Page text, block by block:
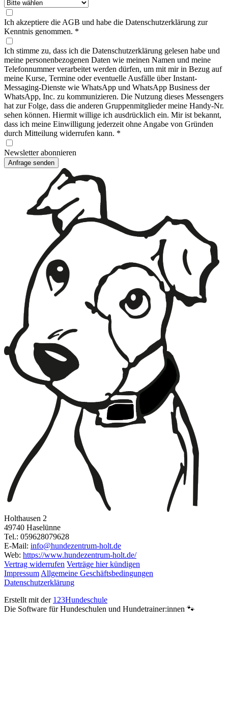
Ich akzeptiere die AGB und habe die Datenschutzerklärung zur
Kenntnis genommen. *
Ich stimme zu, dass ich die Datenschutzerklärung gelesen habe und
meine personenbezogenen Daten wie meinen Namen und meine
Telefonnummer verarbeitet werden dürfen, um mit mir in Bezug auf
meine Kurse, Termine oder eventuelle Ausfälle über Instant-
Messaging-Dienste wie WhatsApp und WhatsApp Business der
WhatsApp, Inc. zu kommunizieren. Die Nutzung dieses Messengers
hat zur Folge, dass die anderen Gruppenmitglieder meine Handy-Nr.
sehen können. Hiermit willige ich ausdrücklich ein. Mir ist bekannt,
dass ich meine Einwilligung jederzeit ohne Angabe von Gründen
durch Mitteilung widerrufen kann. *
Newsletter abonnieren
Anfrage senden
Holthausen 2
49740 Haselünne
Tel.: 059628079628
E-Mail: info@hundezentrum-holt.de
Web: https://www.hundezentrum-holt.de/
Vertrag widerrufen Verträge hier kündigen
Impressum Allgemeine Geschäftsbedingungen
Datenschutzerklärung
Erstellt mit der 123Hundeschule
Die Software für Hundeschulen und Hundetrainer:innen 🐾